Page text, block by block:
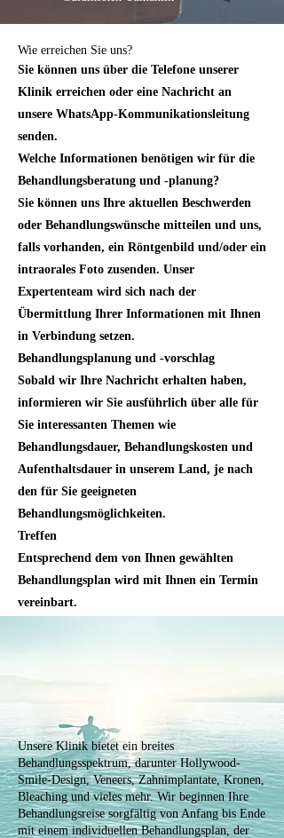
Wie erreichen Sie uns?
Sie können uns über die Telefone unserer
Klinik erreichen oder eine Nachricht an
unsere WhatsApp-Kommunikationsleitung
senden.
Welche Informationen benötigen wir für die
Behandlungsberatung und -planung?
Sie können uns Ihre aktuellen Beschwerden
oder Behandlungswünsche mitteilen und uns,
falls vorhanden, ein Röntgenbild und/oder ein
intraorales Foto zusenden. Unser
Expertenteam wird sich nach der
Übermittlung Ihrer Informationen mit Ihnen
in Verbindung setzen.
Behandlungsplanung und -vorschlag
Sobald wir Ihre Nachricht erhalten haben,
informieren wir Sie ausführlich über alle für
Sie interessanten Themen wie
Behandlungsdauer, Behandlungskosten und
Aufenthaltsdauer in unserem Land, je nach
den für Sie geeigneten
Behandlungsmöglichkeiten.
Treffen
Entsprechend dem von Ihnen gewählten
Behandlungsplan wird mit Ihnen ein Termin
vereinbart.
Unsere Klinik bietet ein breites
Behandlungsspektrum, darunter Hollywood-
Smile-Design, Veneers, Zahnimplantate, Kronen,
Bleaching und vieles mehr. Wir beginnen Ihre
Behandlungsreise sorgfältig von Anfang bis Ende
mit einem individuellen Behandlungsplan, der